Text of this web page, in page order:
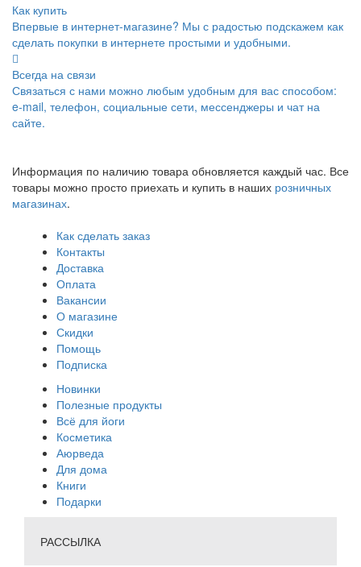
Как купить
Впервые в интернет-магазине? Мы с радостью подскажем как
сделать покупки в интернете простыми и удобными.
Всегда на связи
Связаться с нами можно любым удобным для вас способом:
e-mail, телефон, социальные сети, мессенджеры и чат на
сайте.
Информация по наличию товара обновляется каждый час. Все
товары можно просто приехать и купить в наших розничных
магазинах.
Как сделать заказ
Контакты
Доставка
Оплата
Вакансии
О магазине
Скидки
Помощь
Подписка
Новинки
Полезные продукты
Всё для йоги
Косметика
Аюрведа
Для дома
Книги
Подарки
РАССЫЛКА